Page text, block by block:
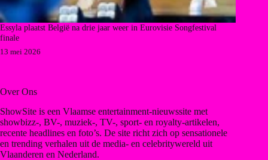
Essyla plaatst België na drie jaar weer in Eurovisie Songfestival
finale
13 mei 2026
Over Ons
ShowSite is een Vlaamse entertainment-nieuwssite met
showbizz-, BV-, muziek-, TV-, sport- en royalty-artikelen,
recente headlines en foto’s. De site richt zich op sensationele
en trending verhalen uit de media- en celebritywereld uit
Vlaanderen en Nederland.